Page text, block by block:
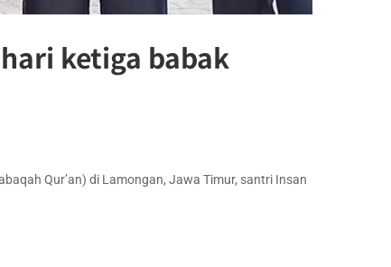
ketiga babak
Qur’an) di Lamongan, Jawa Timur, santri Insan